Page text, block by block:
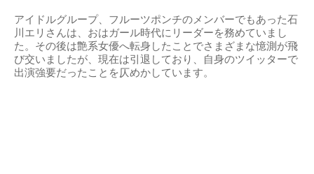
アイドルグループ、フルーツポンチのメンバーでもあった石
川エリさんは、おはガール時代にリーダーを務めていまし
た。その後は艶系女優へ転身したことでさまざまな憶測が飛
び交いましたが、現在は引退しており、自身のツイッターで
出演強要だったことを仄めかしています。